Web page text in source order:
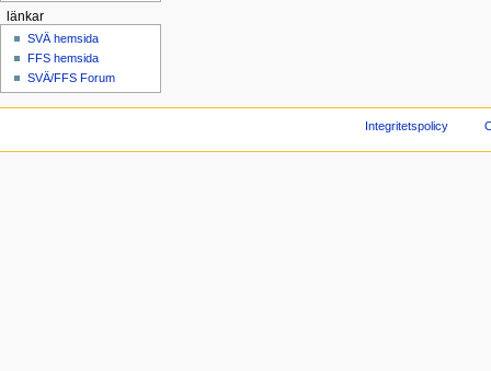
länkar
SVÄ hemsida
FFS hemsida
SVÄ/FFS Forum
Integritetspolicy